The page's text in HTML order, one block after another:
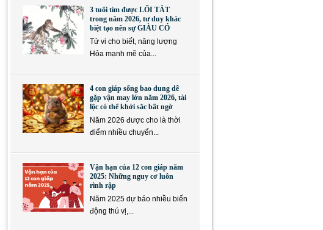
3 tuổi tìm được LỐI TẮT
trong năm 2026, tư duy khác
biệt tạo nên sự GIÀU CÓ
Tử vi cho biết, năng lượng
Hỏa mạnh mẽ của...
4 con giáp sống bao dung dễ
gặp vận may lớn năm 2026, tài
lộc có thể khởi sắc bất ngờ
Năm 2026 được cho là thời
điểm nhiều chuyển...
Vận hạn của 12 con giáp năm
2025: Những nguy cơ luôn
rình rập
Năm 2025 dự báo nhiều biến
động thú vị,...